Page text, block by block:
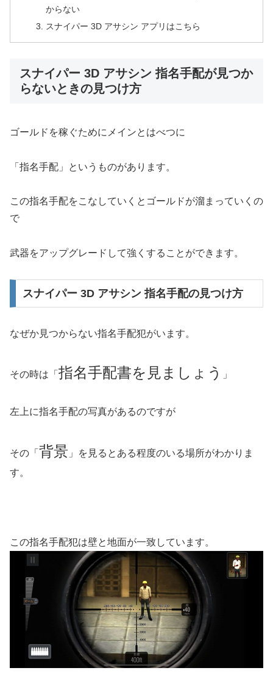
からない
スナイパー 3D アサシン アプリはこちら
スナイパー 3D アサシン 指名手配が見つか
らないときの見つけ方
ゴールドを稼ぐためにメインとはべつに
「指名手配」というものがあります。
この指名手配をこなしていくとゴールドが溜まっていくの
で
武器をアップグレードして強くすることができます。
スナイパー 3D アサシン 指名手配の見つけ方
なぜか見つからない指名手配犯がいます。
その時は「 指名手配書を見ましょう 」
左上に指名手配の写真があるのですが
その「 背景 」を見るとある程度のいる場所がわかりま
す。
この指名手配犯は壁と地面が一致しています。